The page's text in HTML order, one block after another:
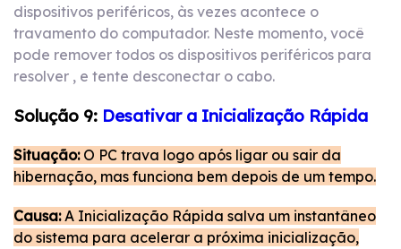
dispositivos periféricos, às vezes acontece o
travamento do computador. Neste momento, você
pode remover todos os dispositivos periféricos para
resolver , e tente desconectar o cabo.
Solução 9: Desativar a Inicialização Rápida
Situação: O PC trava logo após ligar ou sair da
hibernação, mas funciona bem depois de um tempo.
Causa:A Inicialização Rápida salva um instantâneo
do sistema para acelerar a próxima inicialização,